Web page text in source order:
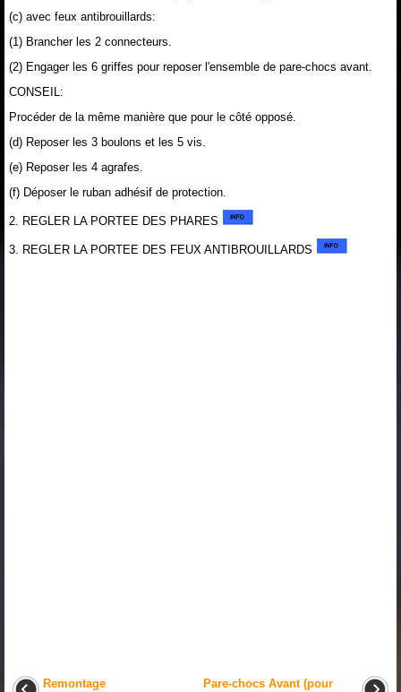
(c) avec feux antibrouillards:
(1) Brancher les 2 connecteurs.
(2) Engager les 6 griffes pour reposer l'ensemble de pare-chocs avant.
CONSEIL:
Procéder de la même manière que pour le côté opposé.
(d) Reposer les 3 boulons et les 5 vis.
(e) Reposer les 4 agrafes.
(f) Déposer le ruban adhésif de protection.
2. REGLER LA PORTEE DES PHARES
3. REGLER LA PORTEE DES FEUX ANTIBROUILLARDS
Remontage
Pare-chocs Avant (pour